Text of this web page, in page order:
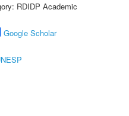
RDIDP Academic
Google Scholar